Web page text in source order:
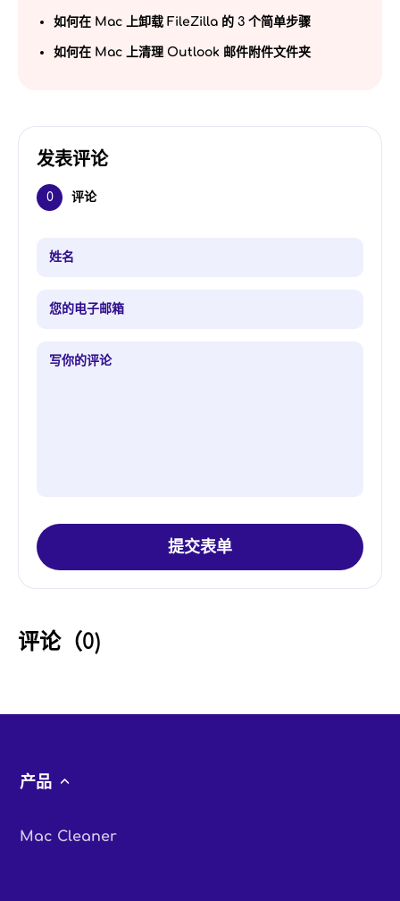
如何在 Mac 上卸载 FileZilla 的 3 个简单步骤
如何在 Mac 上清理 Outlook 邮件附件文件夹
发表评论
0 评论
提交表单
评论（0)
产品
Mac Cleaner